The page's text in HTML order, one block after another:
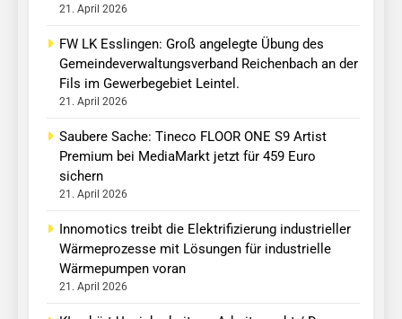
21. April 2026
FW LK Esslingen: Groß angelegte Übung des
Gemeindeverwaltungsverband Reichenbach an der
Fils im Gewerbegebiet Leintel.
21. April 2026
Saubere Sache: Tineco FLOOR ONE S9 Artist
Premium bei MediaMarkt jetzt für 459 Euro
sichern
21. April 2026
Innomotics treibt die Elektrifizierung industrieller
Wärmeprozesse mit Lösungen für industrielle
Wärmepumpen voran
21. April 2026